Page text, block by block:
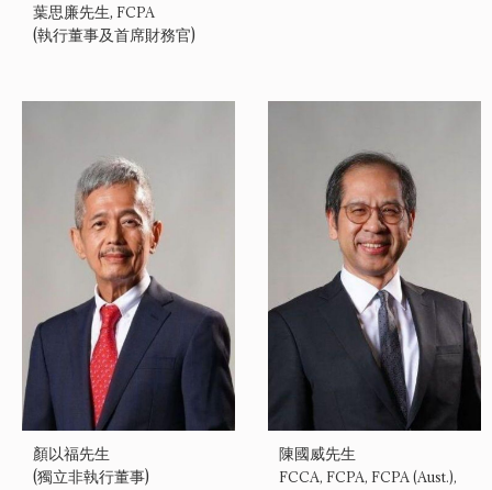
葉思廉先生, FCPA
(執行董事及首席財務官)
顏以福先生
(獨立非執行董事)
陳國威先生
FCCA, FCPA, FCPA (Aust.),